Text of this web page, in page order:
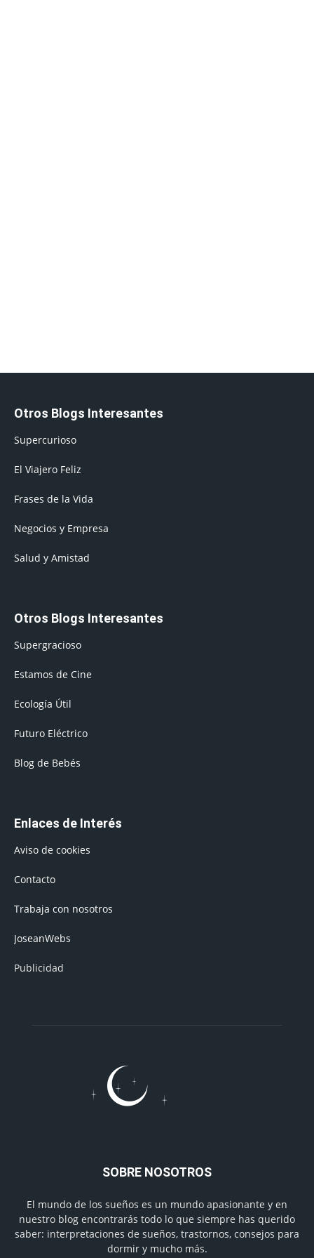
Otros Blogs Interesantes
Supercurioso
El Viajero Feliz
Frases de la Vida
Negocios y Empresa
Salud y Amistad
Otros Blogs Interesantes
Supergracioso
Estamos de Cine
Ecología Útil
Futuro Eléctrico
Blog de Bebés
Enlaces de Interés
Aviso de cookies
Contacto
Trabaja con nosotros
JoseanWebs
Publicidad
SOBRE NOSOTROS
El mundo de los sueños es un mundo apasionante y en
nuestro blog encontrarás todo lo que siempre has querido
saber: interpretaciones de sueños, trastornos, consejos para
dormir y mucho más.